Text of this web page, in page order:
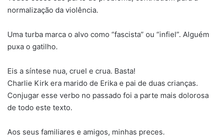
normalização da violência.
Uma turba marca o alvo como “fascista” ou “infiel”. Alguém
puxa o gatilho.
Eis a síntese nua, cruel e crua. Basta!
Charlie Kirk era marido de Erika e pai de duas crianças.
Conjugar esse verbo no passado foi a parte mais dolorosa
de todo este texto.
Aos seus familiares e amigos, minhas preces.